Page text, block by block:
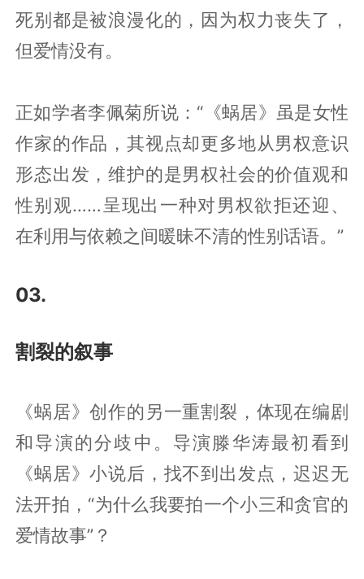
死别都是被浪漫化的，因为权力丧失了，
但爱情没有。
正如学者李佩菊所说：“《蜗居》虽是女性
作家的作品，其视点却更多地从男权意识
形态出发，维护的是男权社会的价值观和
性别观……呈现出一种对男权欲拒还迎、
在利用与依赖之间暖昧不清的性别话语。”
03.
割裂的叙事
《蜗居》创作的另一重割裂，体现在编剧
和导演的分歧中。导演滕华涛最初看到
《蜗居》小说后，找不到出发点，迟迟无
法开拍，“为什么我要拍一个小三和贪官的
爱情故事”？